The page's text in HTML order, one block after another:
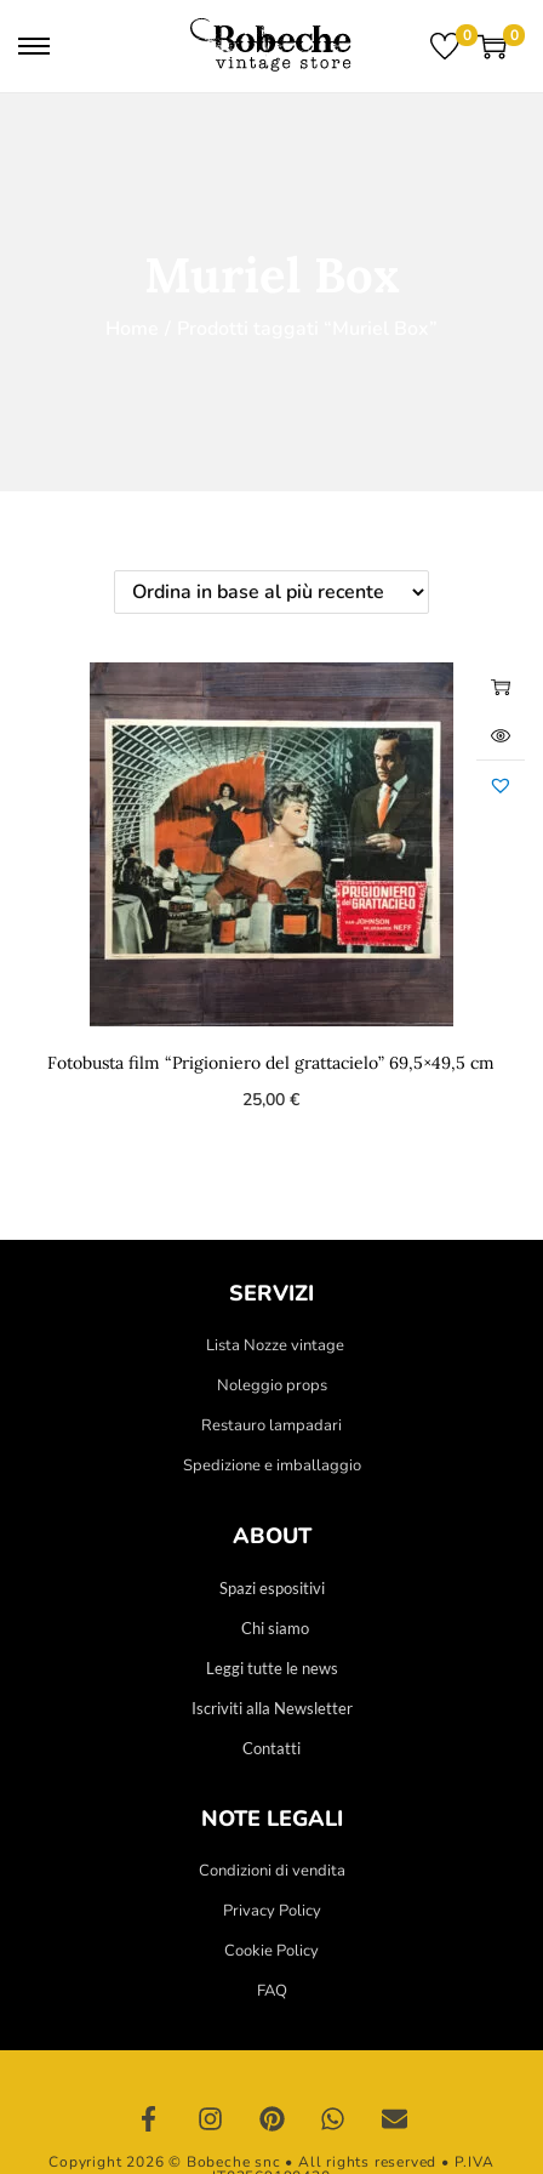
0 0
Fotobusta film “Prigioniero del grattacielo” 69,5×49,5 cm
25,00€
SERVIZI
Lista Nozze vintage
Noleggio props
Restauro lampadari
Spedizione e imballaggio
ABOUT
Spazi espositivi
Chi siamo
Leggi tutte le news
Iscriviti alla Newsletter
Contatti
NOTE LEGALI
Condizioni di vendita
Privacy Policy
Cookie Policy
FAQ
Copyright 2026 © Bobeche snc • All rights reserved • P.IVA